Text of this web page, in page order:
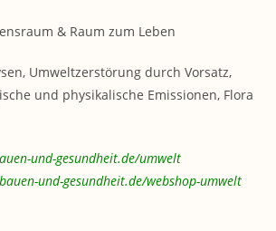
& Raum zum Leben
Umweltzerstörung durch Vorsatz,
und physikalische Emissionen, Flora
und-gesundheit.de/umwelt
und-gesundheit.de/webshop-umwelt